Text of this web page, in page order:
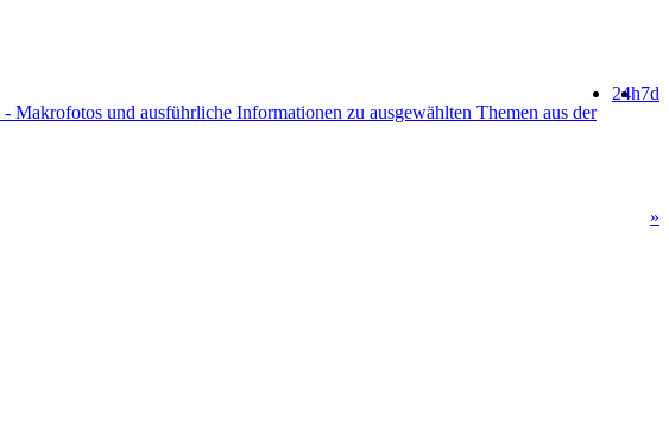
7d
24h
Makrofotos und ausführliche Informationen zu ausgewählten Themen aus der
»